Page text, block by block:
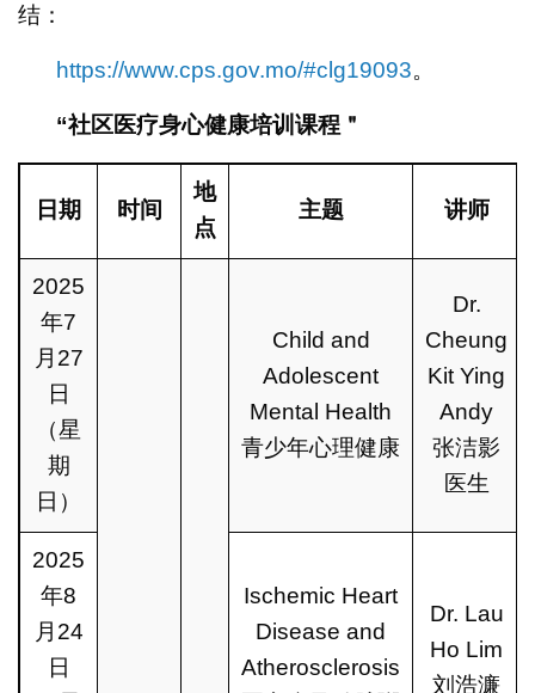
结：
https://www.cps.gov.mo/#clg19093。
“社区医疗身心健康培训课程＂
日期 时间
地
点
主题 讲师
2025
年7
月27
日
（星
期
日）
Child and
Adolescent
Mental Health
青少年心理健康
Dr.
Cheung
Kit Ying
Andy
张洁影
医生
2025
年8
月24
日
Ischemic Heart
Disease and
Atherosclerosis
Dr. Lau
Ho Lim
刘浩濂